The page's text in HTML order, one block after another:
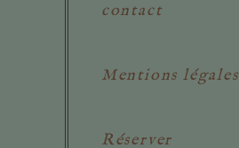
contact
Mentions légales
Réserver